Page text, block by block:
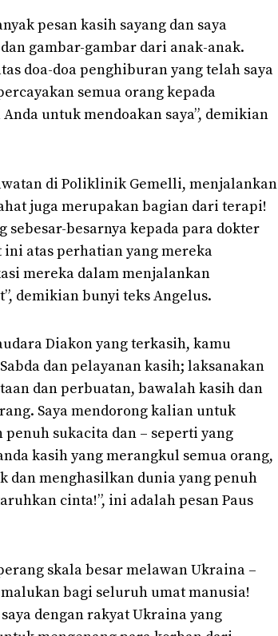
pesan kasih sayang dan saya
gambar-gambar dari anak-anak.
doa-doa penghiburan yang telah saya
semua orang kepada
untuk mendoakan saya”, demikian
di Poliklinik Gemelli, menjalankan
juga merupakan bagian dari terapi!
sebesar-besarnya kepada para dokter
atas perhatian yang mereka
mereka dalam menjalankan
demikian bunyi teks Angelus.
Diakon yang terkasih, kamu
dan pelayanan kasih; laksanakan
dan perbuatan, bawalah kasih dan
Saya mendorong kalian untuk
sukacita dan – seperti yang
kasih yang merangkul semua orang,
dan menghasilkan dunia yang penuh
cinta!”, ini adalah pesan Paus
skala besar melawan Ukraina –
bagi seluruh umat manusia!
dengan rakyat Ukraina yang